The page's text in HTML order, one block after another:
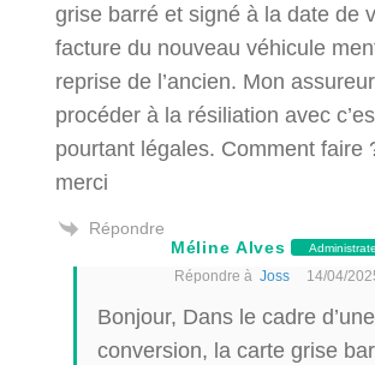
grise barré et signé à la date de
facture du nouveau véhicule
reprise de l’ancien. Mon
procéder à la résiliation avec
pourtant légales. Comment faire
merci
Répondre
Méline Alves
Répondre à Joss 14/04/
Bonjour, Dans le cadre
conversion, la carte grise